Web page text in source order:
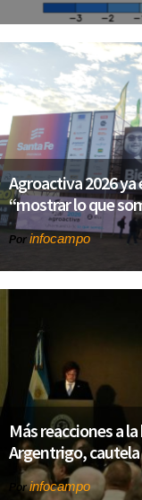
Agroactiva 2026 ya
“mostrar lo que
Por infocampo
Más reacciones a
Argentrigo, cautela
Porinfocampo